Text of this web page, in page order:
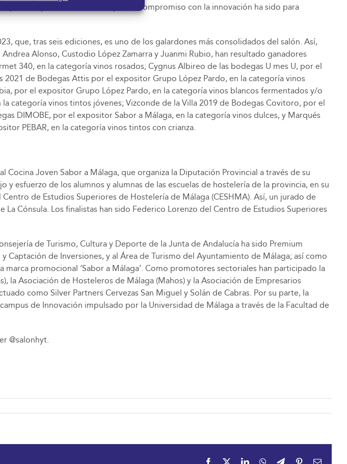
expositora H&T 2023 por su compromiso con la innovación ha sido para
que, tras seis ediciones, es uno de los galardones más consolidados del salón. Así,
Alonso, Custodio López Zamarra y Juanmi Rubio, han resultado ganadores
340, en la categoría vinos rosados; Cygnus Albireo de las bodegas U mes U, por el
de Bodegas Attis por el expositor Grupo López Pardo, en la categoría vinos
por el expositor Grupo López Pardo, en la categoría vinos blancos fermentados y/o
categoría vinos tintos jóvenes; Vizconde de la Villa 2019 de Bodegas Covitoro, por el
DIMOBE, por el expositor Sabor a Málaga, en la categoría vinos dulces, y Marqués
PEBAR, en la categoría vinos tintos con crianza.
Joven Sabor a Málaga, que organiza la Diputación Provincial a través de su
esfuerzo de los alumnos y alumnas de las escuelas de hostelería de la provincia, en su
de Estudios Superiores de Hostelería de Málaga (CESHMA). Así, un jurado de
Cónsula. Los finalistas han sido Federico Lorenzo del Centro de Estudios Superiores
de Turismo, Cultura y Deporte de la Junta de Andalucía ha sido Premium
de Inversiones, y al Área de Turismo del Ayuntamiento de Málaga; así como
promocional ‘Sabor a Málaga’. Como promotores sectoriales han participado la
la Asociación de Hosteleros de Málaga (Mahos) y la Asociación de Empresarios
como Silver Partners Cervezas San Miguel y Solán de Cabras. Por su parte, la
de Innovación impulsado por la Universidad de Málaga a través de la Facultad de
@salonhyt.
Facebook LinkedInWhatsApp
TelegramPinterestCorreo